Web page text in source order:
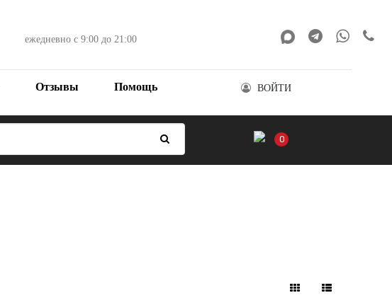
ежедневнос 9:00 до 21:00
Отзывы Помощь ВОЙТИ
0